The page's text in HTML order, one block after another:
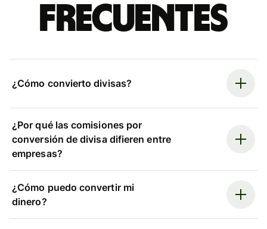
frecuentes
¿Cómo convierto divisas?
¿Por qué las comisiones por
conversión de divisa difieren entre
empresas?
¿Cómo puedo convertir mi
dinero?